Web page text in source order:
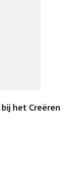
het Creëren